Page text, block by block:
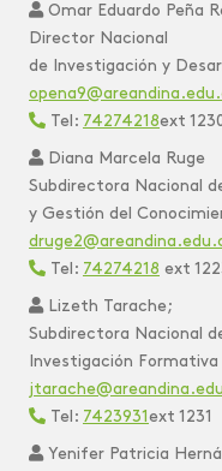
Omar Eduardo Peña
Director Nacional
de Investigación y
Tel: 74274218ext
Diana Marcela Ruge
Subdirectora Nacional
y Gestión del
Tel: 74274218 ext
Lizeth Tarache;
Subdirectora Nacional
Investigación Formativa
Tel: 7423931 ext 1231
Yenifer Patricia